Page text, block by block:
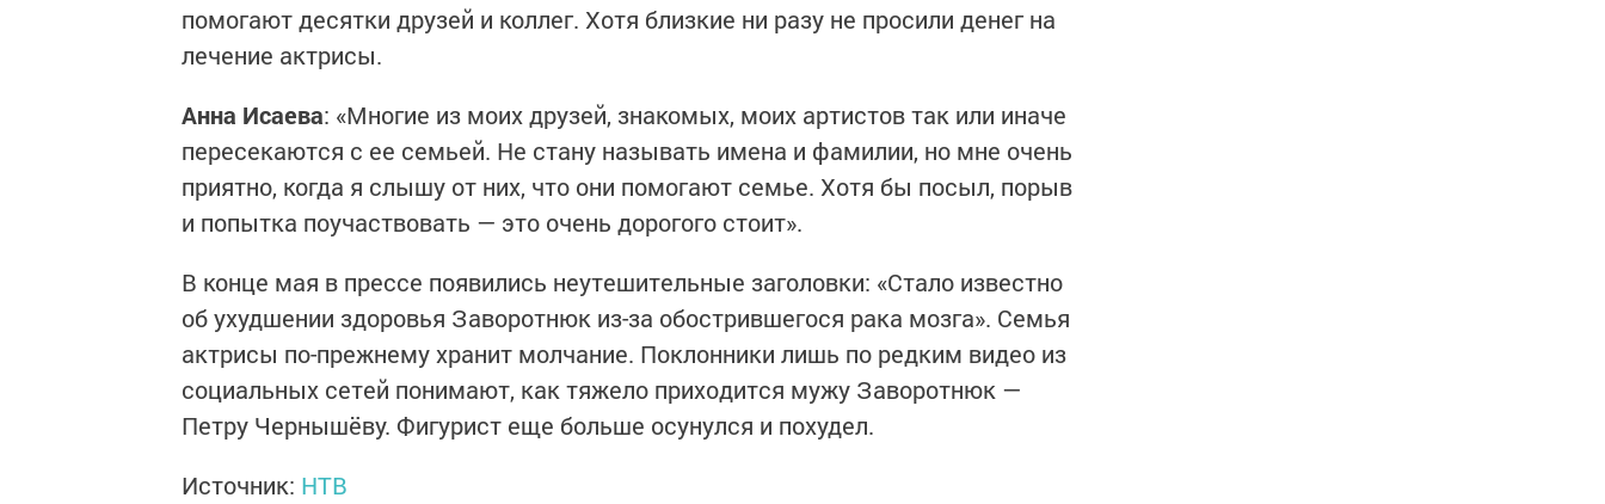
помогают десятки друзей и коллег. Хотя близкие ни разу не просили денег на
лечение актрисы.
Анна Исаева: «Многие из моих друзей, знакомых, моих артистов так или иначе
пересекаются с ее семьей. Не стану называть имена и фамилии, но мне очень
приятно, когда я слышу от них, что они помогают семье. Хотя бы посыл, порыв
и попытка поучаствовать — это очень дорогого стоит».
В конце мая в прессе появились неутешительные заголовки: «Стало известно
об ухудшении здоровья Заворотнюк из-за обострившегося рака мозга». Семья
актрисы по-прежнему хранит молчание. Поклонники лишь по редким видео из
социальных сетей понимают, как тяжело приходится мужу Заворотнюк —
Петру Чернышёву. Фигурист еще больше осунулся и похудел.
Источник: НТВ